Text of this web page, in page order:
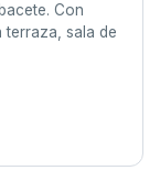
Con
terraza, sala de